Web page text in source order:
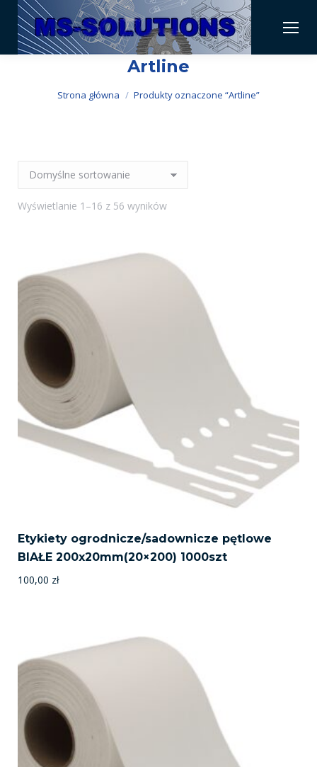
Artline
Jesteś tutaj:
Strona główna Produkty oznaczone “Artline”
Wyświetlanie 1–16 z 56 wyników
Etykiety ogrodnicze/sadownicze pętlowe
BIAŁE 200x20mm(20×200) 1000szt
100,00 zł